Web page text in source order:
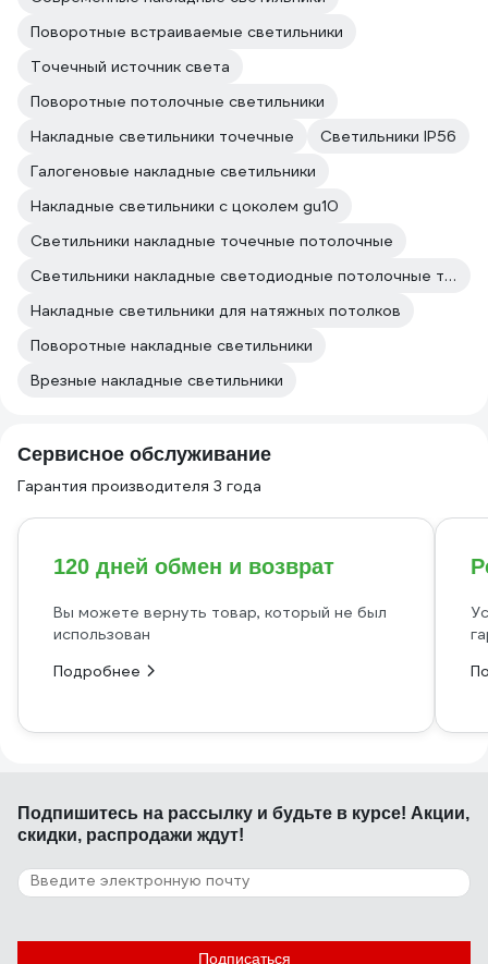
Поворотные встраиваемые светильники
Точечный источник света
Поворотные потолочные светильники
Накладные светильники точечные
Светильники IP56
Галогеновые накладные светильники
Накладные светильники с цоколем gu10
Светильники накладные точечные потолочные
Светильники накладные светодиодные потолочные точечные
Накладные светильники для натяжных потолков
Поворотные накладные светильники
Врезные накладные светильники
Сервисное обслуживание
Гарантия производителя 3 года
120 дней обмен и возврат
Вы можете вернуть товар, который не был
использован
Подробнее
Подпишитесь на рассылку и будьте в курсе! Акции,
скидки, распродажи ждут!
Подписаться